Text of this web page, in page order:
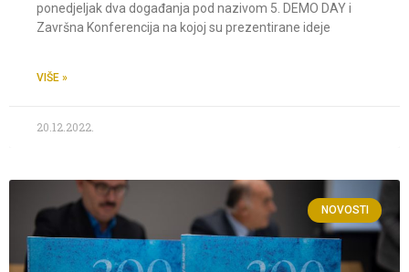
ponedjeljak dva događanja pod nazivom 5. DEMO DAY i
Završna Konferencija na kojoj su prezentirane ideje
VIŠE »
20.12.2022.
NOVOSTI